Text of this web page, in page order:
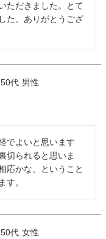
ただきました。とて
た。ありがとうござ
50代 男性
でよいと思います
切られると思いま
応かな、ということ
す。
50代 女性